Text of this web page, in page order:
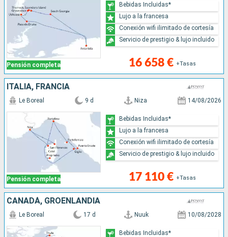
Pensión completa 16 658 € +Tasas
Bebidas Incluidas*
Lujo a la francesa
Conexión wifi ilimitado de cortesía
Servicio de prestigio & lujo incluido
ITALIA, FRANCIA
Pensión completa
Le Boreal 9 d Niza 14/08/2026
17 110 € +Tasas
Bebidas Incluidas*
Lujo a la francesa
Conexión wifi ilimitado de cortesía
Servicio de prestigio & lujo incluido
CANADÁ, GROENLANDIA
Le Boreal 17 d Nuuk 10/08/2028
Bebidas Incluidas*